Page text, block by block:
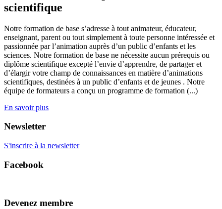
scientifique
Notre formation de base s’adresse à tout animateur, éducateur,
enseignant, parent ou tout simplement à toute personne intéressée et
passionnée par l’animation auprès d’un public d’enfants et les
sciences. Notre formation de base ne nécessite aucun prérequis ou
diplôme scientifique excepté l’envie d’apprendre, de partager et
d’élargir votre champ de connaissances en matière d’animations
scientifiques, destinées à un public d’enfants et de jeunes . Notre
équipe de formateurs a conçu un programme de formation (...)
En savoir plus
Newsletter
S'inscrire à la newsletter
Facebook
Devenez membre